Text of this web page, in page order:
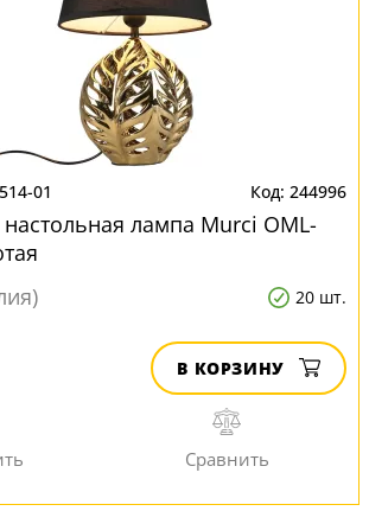
01 244996
лампа Murci OML-
20 шт.
В КОРЗИНУ